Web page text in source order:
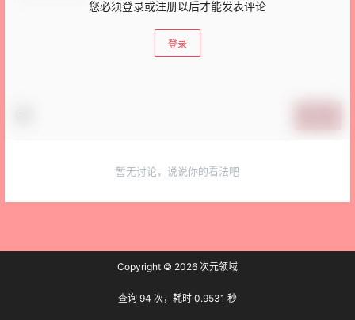
您必须登录或注册以后才能发表评论
登录
暂无讨论，说说你的看法吧
Copyright © 2026 次元领域
查询 94 次，耗时 0.9531 秒